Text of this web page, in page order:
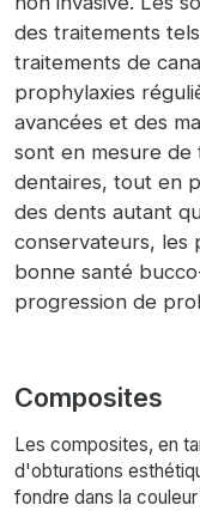
des traitements
traitements de
prophylaxies
avancées et des
sont en mesure de
dentaires, tout en
des dents autant
conservateurs, les
bonne santé
progression de
Composites
Les composites, en
d'obturations
fondre dans la